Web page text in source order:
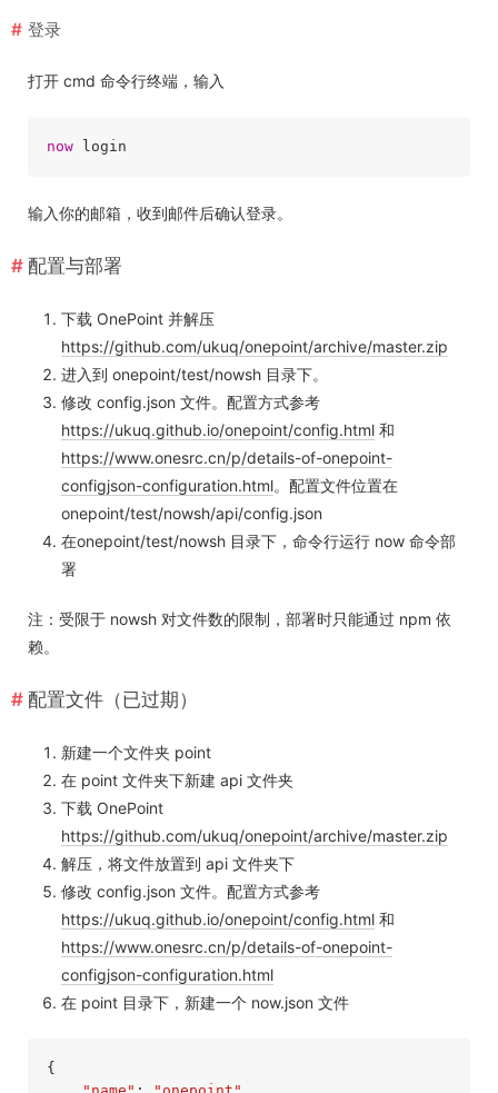
登录
打开 cmd 命令行终端，输入
now login
输入你的邮箱，收到邮件后确认登录。
配置与部署
下载 OnePoint 并解压
https://github.com/ukuq/onepoint/archive/master.zip
进入到 onepoint/test/nowsh 目录下。
修改 config.json 文件。配置方式参考
https://ukuq.github.io/onepoint/config.html 和
https://www.onesrc.cn/p/details-of-onepoint-
configjson-configuration.html。配置文件位置在
onepoint/test/nowsh/api/config.json
在onepoint/test/nowsh 目录下，命令行运行 now 命令部
署
注：受限于 nowsh 对文件数的限制，部署时只能通过 npm 依
赖。
配置文件（已过期）
新建一个文件夹 point
在 point 文件夹下新建 api 文件夹
下载 OnePoint
https://github.com/ukuq/onepoint/archive/master.zip
解压，将文件放置到 api 文件夹下
修改 config.json 文件。配置方式参考
https://ukuq.github.io/onepoint/config.html 和
https://www.onesrc.cn/p/details-of-onepoint-
configjson-configuration.html
在 point 目录下，新建一个 now.json 文件
{